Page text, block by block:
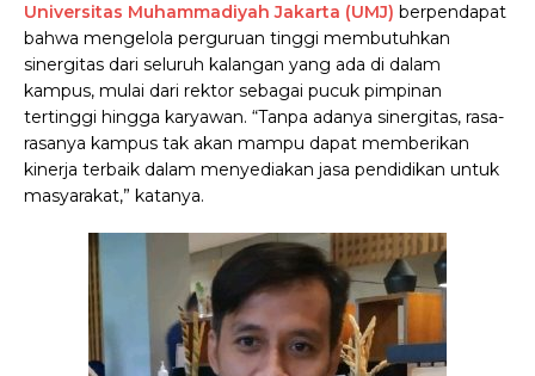
Universitas Muhammadiyah Jakarta (UMJ) berpendapat
bahwa mengelola perguruan tinggi membutuhkan
sinergitas dari seluruh kalangan yang ada di dalam
kampus, mulai dari rektor sebagai pucuk pimpinan
tertinggi hingga karyawan. “Tanpa adanya sinergitas, rasa-
rasanya kampus tak akan mampu dapat memberikan
kinerja terbaik dalam menyediakan jasa pendidikan untuk
masyarakat,” katanya.